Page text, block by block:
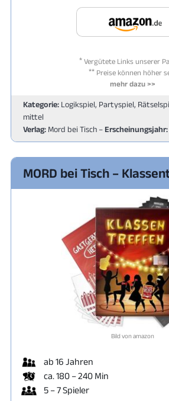
*Vergütete Links unserer
**Preise können höher
mehr dazu >>
Kategorie: Logikspiel, Partyspiel,
mittel
Verlag: Mord bei Tisch – Erscheinungsjahr:
MORD bei Tisch –
Bild von amazon
ab 16 Jahren
ca. 180 – 240 Min
5 – 7 Spieler